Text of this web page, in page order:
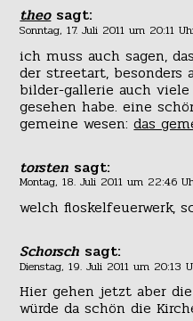
theo sagt:
Sonntag, 17. Juli 2011 um 20:11
ich muss auch sagen,
der streetart, besonders
bilder-gallerie auch
gesehen habe. eine
gemeine wesen:das
torsten sagt:
Montag, 18. Juli 2011 um 22:46
welch floskelfeuerwerk,
Schorsch sagt:
Dienstag, 19. Juli 2011 um 20:13
Hier gehen jetzt aber
würde da schön die